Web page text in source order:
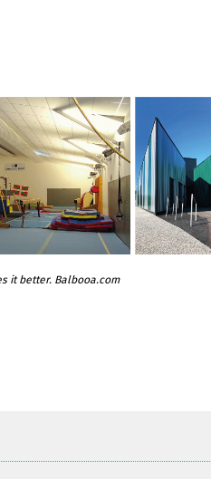
it better. Balbooa.com